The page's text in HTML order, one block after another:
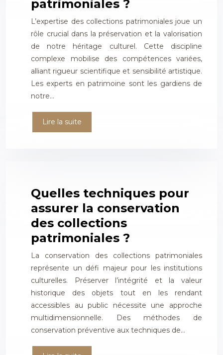
patrimoniales ?
L’expertise des collections patrimoniales joue un
rôle crucial dans la préservation et la valorisation
de notre héritage culturel. Cette discipline
complexe mobilise des compétences variées,
alliant rigueur scientifique et sensibilité artistique.
Les experts en patrimoine sont les gardiens de
notre…
Lire la suite
Quelles techniques pour
assurer la conservation
des collections
patrimoniales ?
La conservation des collections patrimoniales
représente un défi majeur pour les institutions
culturelles. Préserver l’intégrité et la valeur
historique des objets tout en les rendant
accessibles au public nécessite une approche
multidimensionnelle. Des méthodes de
conservation préventive aux techniques de…